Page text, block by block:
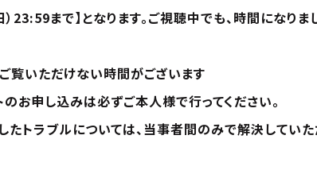
23:59まで】となります。ご視聴中でも、時間になり
覧いただけない時間がございます
お申し込みは必ずご本人様で行ってください。
たトラブルについては、当事者間のみで解決してい